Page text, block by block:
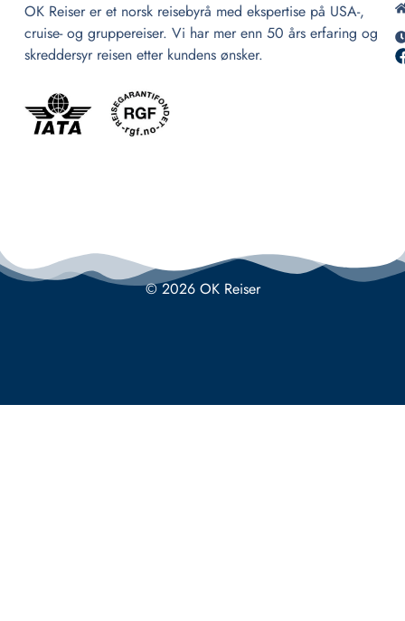
OK Reiser er et norsk reisebyrå med ekspertise på USA-,
cruise- og gruppereiser. Vi har mer enn 50 års erfaring og
skreddersyr reisen etter kundens ønsker.
© 2026 OK Reiser